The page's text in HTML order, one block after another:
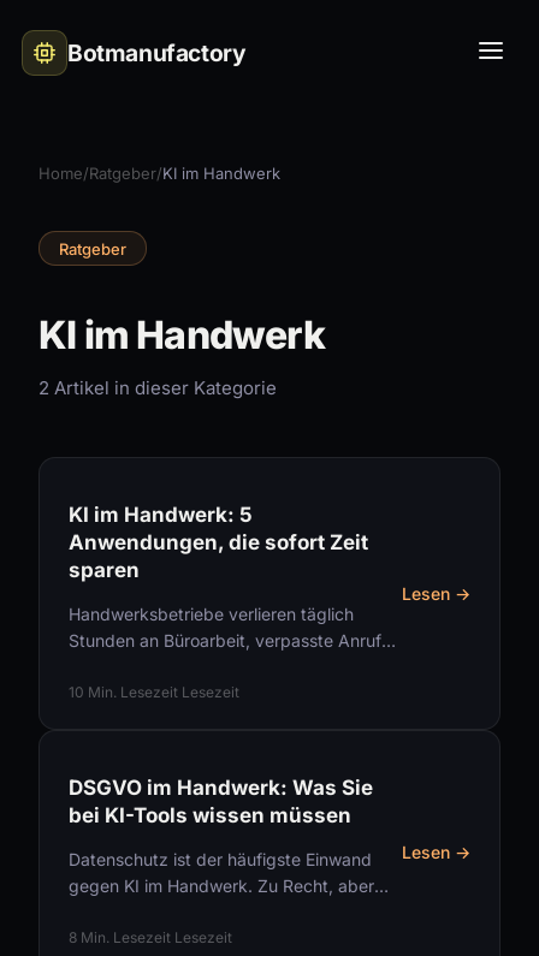
Botmanufactory
Home/Ratgeber/KI im Handwerk
Ratgeber
KI im Handwerk
2 Artikel in dieser Kategorie
KI im Handwerk: 5
Anwendungen, die sofort Zeit
sparen
Handwerksbetriebe verlieren täglich
Stunden an Büroarbeit, verpasste Anrufe
KI-Anwendungen bringen sofort
10 Min. Lesezeit Lesezeit
Lesen →
DSGVO im Handwerk: Was Sie
bei KI-Tools wissen müssen
Datenschutz ist der häufigste Einwand
gegen KI im Handwerk. Zu Recht, aber
lösbar. Was Betriebe konkret beachten
8 Min. Lesezeit Lesezeit
Lesen →